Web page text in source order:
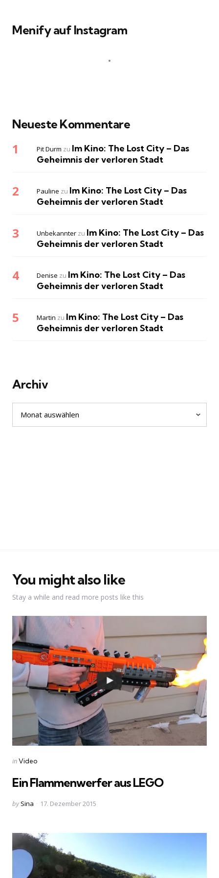
Menify auf Instagram
Neueste Kommentare
Pit Durm zu Im Kino: The Lost City – Das
Geheimnis der verloren Stadt
Pauline zu Im Kino: The Lost City – Das
Geheimnis der verloren Stadt
Unbekannter zu Im Kino: The Lost City – Das
Geheimnis der verloren Stadt
Denise zu Im Kino: The Lost City – Das
Geheimnis der verloren Stadt
Martin zu Im Kino: The Lost City – Das
Geheimnis der verloren Stadt
Archiv
Archiv
You might also like
Stay a while and read more posts like this
Categories
Posted
inVideo
Ein Flammenwerfer aus LEGO
Posted
by Sina 17. Dezember 2015